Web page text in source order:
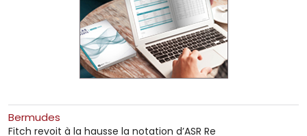
Bermudes
Fitch revoit à la hausse la notation d’ASR Re